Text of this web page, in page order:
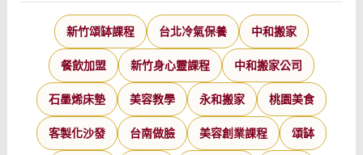
新竹頌缽課程 台北冷氣保養 中和搬家
餐飲加盟 新竹身心靈課程 中和搬家公司
石墨烯床墊 美容教學 永和搬家 桃園美食
客製化沙發 台南做臉 美容創業課程 頌缽